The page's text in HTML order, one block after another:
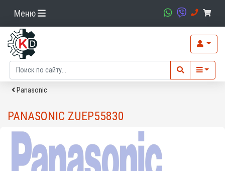
Меню
Panasonic
PANASONIC ZUEP55830